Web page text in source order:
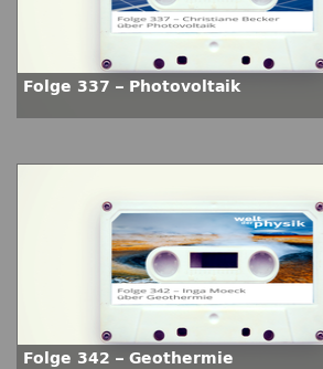
Folge 337 – Photovoltaik
Folge 342 – Geothermie